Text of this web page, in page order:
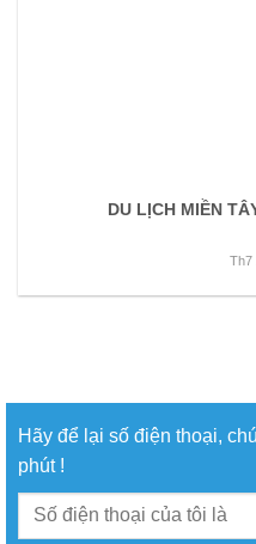
DU LỊCH MIỀN
Th7
Hãy để lại số điện thoại,
phút !